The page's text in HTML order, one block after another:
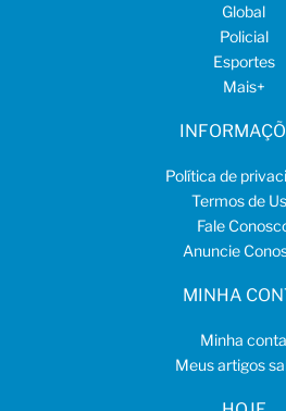
Global
Policial
Esportes
Mais+
Política de
Termos de
Fale
Anuncie
MINHA
Minha conta
Meus artigos